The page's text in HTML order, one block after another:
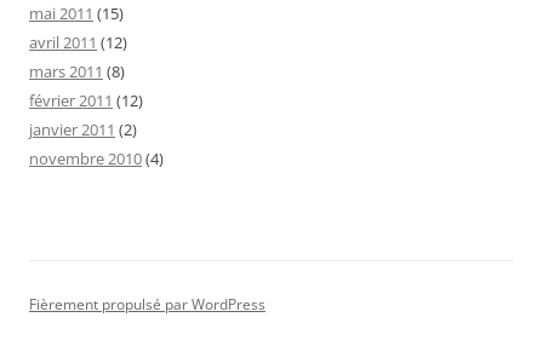
mai 2011 (15)
avril 2011 (12)
mars 2011 (8)
février 2011 (12)
janvier 2011 (2)
novembre 2010(4)
Fièrement propulsé par WordPress